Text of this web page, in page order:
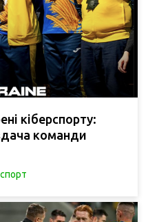
кіберспорту:
команди